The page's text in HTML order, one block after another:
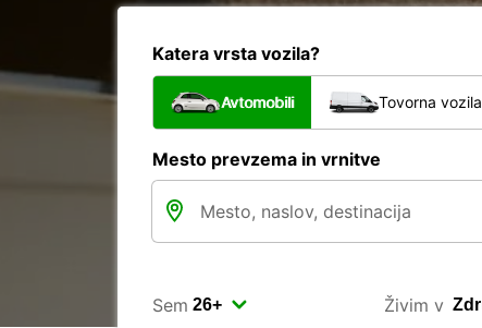
Katera vrsta vozila?
Avtomobili Tovorna vozila
Mesto prevzema in vrnitve
Sem Živim v